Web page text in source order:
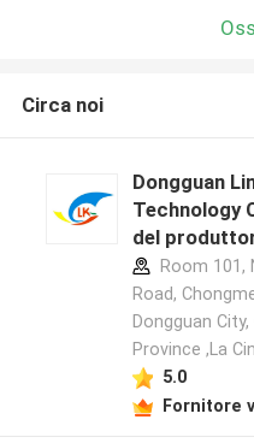
Circa noi
Dongguan
Technology
del
Room 101,
Road,
Dongguan
Province ,La
5.0
Fornitore